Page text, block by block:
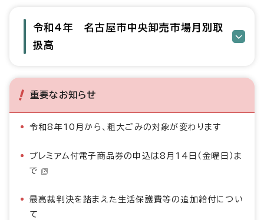
令和4年 名古屋市中央卸売市場月別取
扱高
重要なお知らせ
令和8年10月から、粗大ごみの対象が変わります
プレミアム付電子商品券の申込は8月14日（金曜日）ま
で
最高裁判決を踏まえた生活保護費等の追加給付につい
て